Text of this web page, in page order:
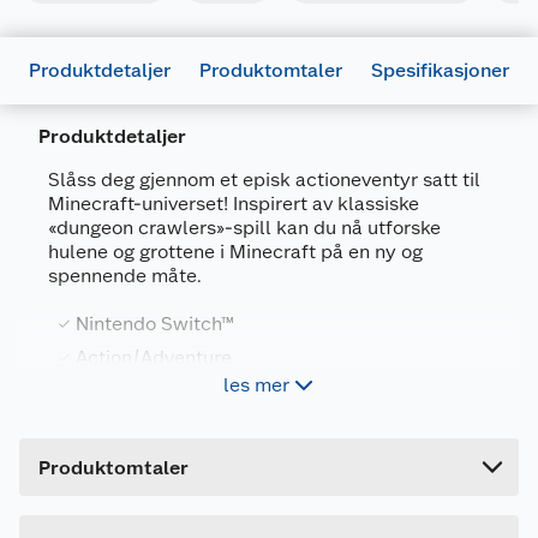
Produktdetaljer Produktomtaler Spesifikasjoner
Produktdetaljer
Slåss deg gjennom et episk actioneventyr satt til
Minecraft-universet! Inspirert av klassiske
«dungeon crawlers»-spill kan du nå utforske
hulene og grottene i Minecraft på en ny og
spennende måte.
Nintendo Switch™
Action/Adventure
Aldersgrense 7 år
Spillet er fylt til randen med skatter og brettene
har stor variasjon i det du slåss deg dypere
les mer
Produktomtaler
Generelt
Artikkelnummer
45496429096
Leverandørens
artikkelnummer
Lengde